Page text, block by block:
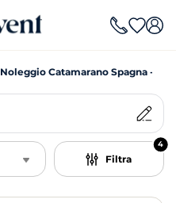
Noleggio Catamarano Spagna -
Filtra
4